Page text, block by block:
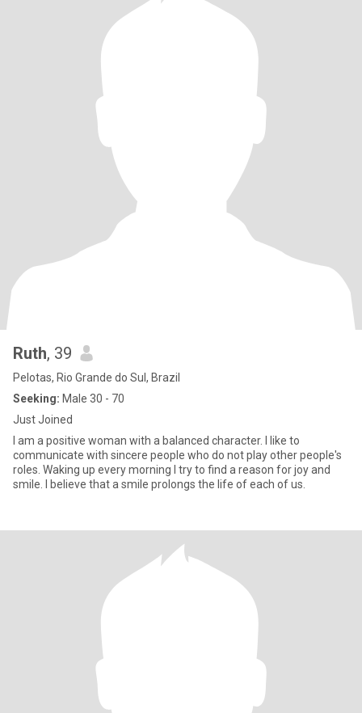
Ruth, 39
Pelotas, Rio Grande do Sul, Brazil
Seeking: Male 30 - 70
Just Joined
I am a positive woman with a balanced character. I like to
communicate with sincere people who do not play other people's
roles. Waking up every morning I try to find a reason for joy and
smile. I believe that a smile prolongs the life of each of us.